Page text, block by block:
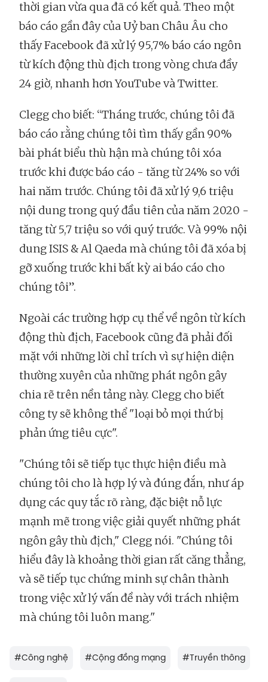
thời gian vừa qua đã có kết quả. Theo một
báo cáo gần đây của Uỷ ban Châu Âu cho
thấy Facebook đã xử lý 95,7% báo cáo ngôn
từ kích động thù địch trong vòng chưa đầy
24 giờ, nhanh hơn YouTube và Twitter.
Clegg cho biết: “Tháng trước, chúng tôi đã
báo cáo rằng chúng tôi tìm thấy gần 90%
bài phát biểu thù hận mà chúng tôi xóa
trước khi được báo cáo - tăng từ 24% so với
hai năm trước. Chúng tôi đã xử lý 9,6 triệu
nội dung trong quý đầu tiên của năm 2020 -
tăng từ 5,7 triệu so với quý trước. Và 99% nội
dung ISIS & Al Qaeda mà chúng tôi đã xóa bị
gỡ xuống trước khi bất kỳ ai báo cáo cho
chúng tôi”.
Ngoài các trường hợp cụ thể về ngôn từ kích
động thù địch, Facebook cũng đã phải đối
mặt với những lời chỉ trích vì sự hiện diện
thường xuyên của những phát ngôn gây
chia rẽ trên nền tảng này. Clegg cho biết
công ty sẽ không thể "loại bỏ mọi thứ bị
phản ứng tiêu cực".
"Chúng tôi sẽ tiếp tục thực hiện điều mà
chúng tôi cho là hợp lý và đúng đắn, như áp
dụng các quy tắc rõ ràng, đặc biệt nỗ lực
mạnh mẽ trong việc giải quyết những phát
ngôn gây thù địch," Clegg nói. "Chúng tôi
hiểu đây là khoảng thời gian rất căng thẳng,
và sẽ tiếp tục chứng minh sự chân thành
trong việc xử lý vấn đề này với trách nhiệm
mà chúng tôi luôn mang."
#Công nghệ #Cộng đồng mạng #Truyền thông